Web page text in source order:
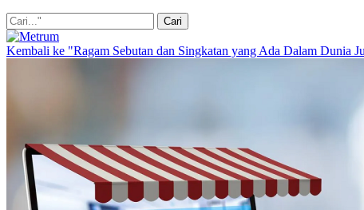
Kembali ke "Ragam Sebutan dan Singkatan yang Ada Dalam Dunia